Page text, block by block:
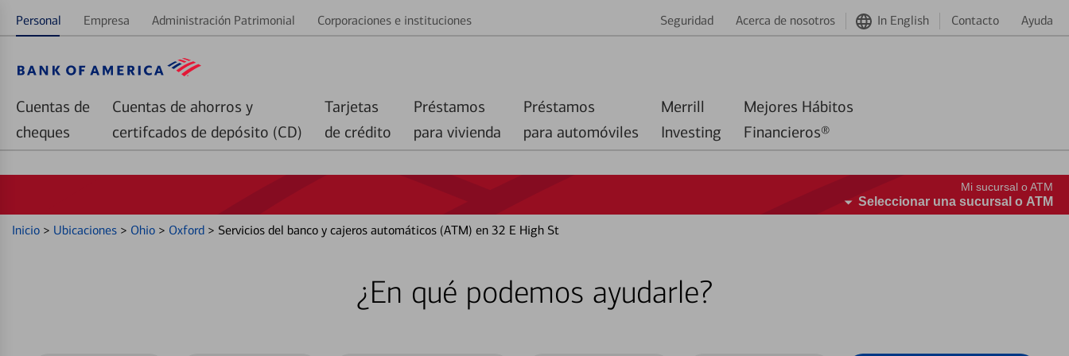
Personal Empresa Administración Patrimonial Corporaciones e instituciones Seguridad Acerca de nosotros In English Contacto Ayuda
Cuentas de
cheques
Cuentas de ahorros y
certifcados de depósito (CD)
Tarjetas
de crédito
Préstamos
para vivienda
Préstamos
para automóviles
Merrill
Investing
Mejores Hábitos
Financieros®
Mi sucursal o ATM
Seleccionar una sucursal o ATM
Inicio > Ubicaciones > Ohio > Oxford > Servicios del banco y cajeros automáticos (ATM) en 32 E High St
¿En qué podemos ayudarle?